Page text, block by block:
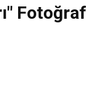
Fotoğraf